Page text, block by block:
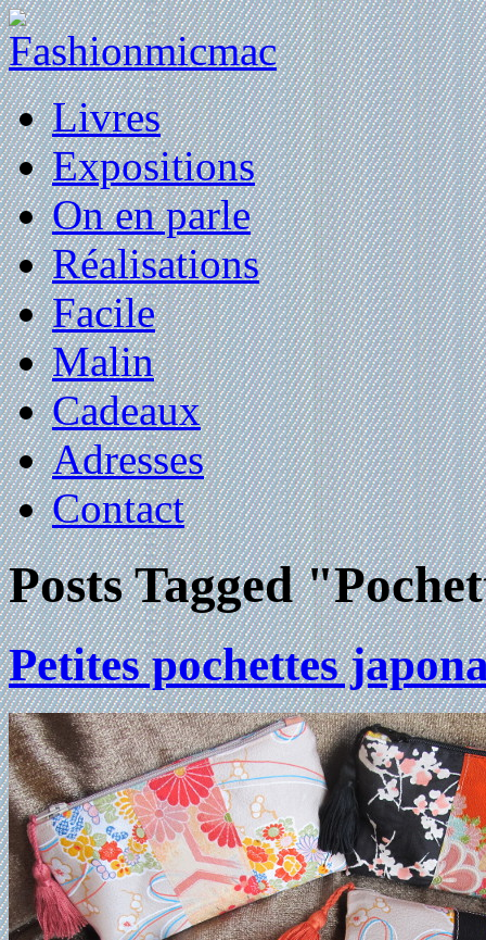
Livres
Expositions
On en parle
Réalisations
Facile
Malin
Cadeaux
Adresses
Contact
Posts Tagged
Petites pochettes